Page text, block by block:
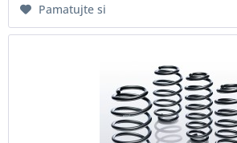
Pamatujte si